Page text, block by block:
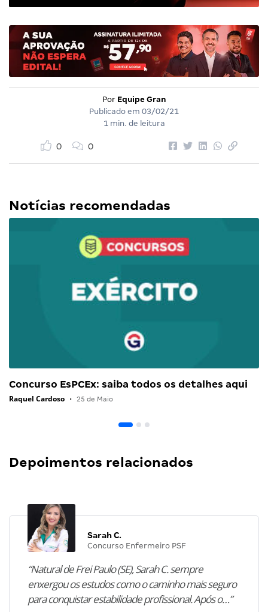
Por Equipe Gran
Publicado em 03/02/21
1 min. de leitura
0 0
Notícias recomendadas
Concurso EsPCEx: saiba todos os detalhes aqui
Raquel Cardoso • 25 de Maio
Depoimentos relacionados
Sarah C.
Concurso Enfermeiro PSF
“Natural de Frei Paulo (SE), Sarah C. sempre
enxergou os estudos como o caminho mais seguro
para conquistar estabilidade profissional. Após o…”